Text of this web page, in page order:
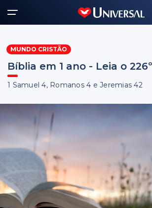
MUNDO CRISTÃO
Bíblia em 1 ano - Leia o
1 Samuel 4, Romanos 4 e Jeremias 42